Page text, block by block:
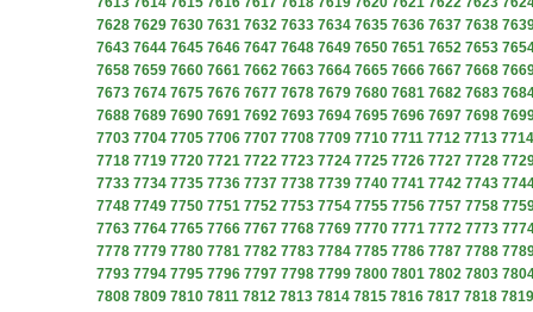
7628 7629 7630 7631 7632 7633 7634 7635 7636 7637 7638
7643 7644 7645 7646 7647 7648 7649 7650 7651 7652 7653
7658 7659 7660 7661 7662 7663 7664 7665 7666 7667 7668
7673 7674 7675 7676 7677 7678 7679 7680 7681 7682 7683
7688 7689 7690 7691 7692 7693 7694 7695 7696 7697 7698
7703 7704 7705 7706 7707 7708 7709 7710 7711 7712 7713 7714
7718 7719 7720 7721 7722 7723 7724 7725 7726 7727 7728
7733 7734 7735 7736 7737 7738 7739 7740 7741 7742 7743
7748 7749 7750 7751 7752 7753 7754 7755 7756 7757 7758
7763 7764 7765 7766 7767 7768 7769 7770 7771 7772 7773
7778 7779 7780 7781 7782 7783 7784 7785 7786 7787 7788
7793 7794 7795 7796 7797 7798 7799 7800 7801 7802 7803
7808 7809 7810 7811 7812 7813 7814 7815 7816 7817 7818 7819